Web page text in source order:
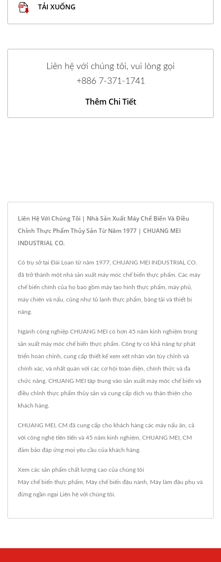
TẢI XUỐNG
Liên hệ với chúng tôi, vui lòng gọi
+886 7-371-1741
Thêm Chi Tiết
Liên Hệ Với Chúng Tôi | Nhà Sản Xuất Máy Chế Biến Và Điều
Chỉnh Thực Phẩm Thủy Sản Từ Năm 1977 | CHUANG MEI
INDUSTRIAL CO.
Có trụ sở tại Đài Loan từ năm 1977, CHUANG MEI INDUSTRIAL CO.
đã trở thành một nhà sản xuất máy móc chế biến thực phẩm. Các máy
chế biến chính của họ bao gồm máy tạo hình thực phẩm, máy phủ,
máy chiên và nấu, cũng như tủ lạnh thực phẩm, băng tải và thiết bị
nâng.
Ngành công nghiệp CHUANG MEI có hơn 45 năm kinh nghiệm trong
sản xuất máy móc chế biến thực phẩm. Công ty có khả năng tự phát
triển hoàn chỉnh, cung cấp thiết kế xem xét nhân văn tùy chỉnh và
chính xác, và nhất quán với các cơ hội toàn diện, chính thức và đa
chức năng. CHUANG MEI tập trung vào sản xuất máy móc chế biến và
điều chỉnh thực phẩm thủy sản và cung cấp dịch vụ thân thiện cho
khách hàng.
CHUANG MEI, CM đã cung cấp cho khách hàng các máy nấu ăn, cả
với công nghệ tiên tiến và 45 năm kinh nghiệm, CHUANG MEI, CM
đảm bảo đáp ứng mọi yêu cầu của khách hàng.
Xem các sản phẩm chất lượng cao của chúng tôi
Máy chế biến thực phẩm Máy chế biến đậu nành Máy làm đậu phụ và
đừng ngần ngại Liên hệ với chúng tôi